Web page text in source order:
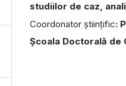
studiilor de caz,
Coordonator științific:
Școala Doctorală de